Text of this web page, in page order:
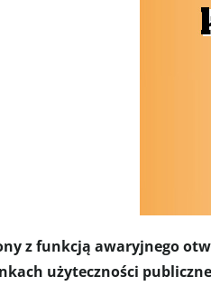
z funkcją awaryjnego
użyteczności